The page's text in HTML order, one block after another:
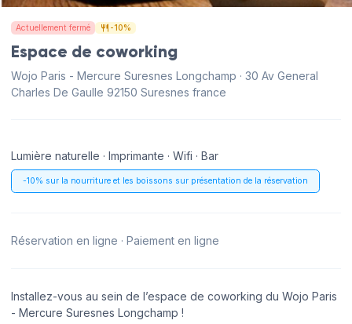
Actuellement fermé -10%
Espace de coworking
Wojo Paris - Mercure Suresnes Longchamp · 30 Av General
Charles De Gaulle 92150 Suresnes france
Lumière naturelle · Imprimante · Wifi · Bar
-10% sur la nourriture et les boissons sur présentation de la réservation
Réservation en ligne · Paiement en ligne
Installez-vous au sein de l’espace de coworking du Wojo Paris
- Mercure Suresnes Longchamp !